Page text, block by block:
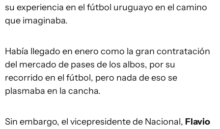
su experiencia en el fútbol uruguayo en el camino
que imaginaba.
Había llegado en enero como la gran contratación
del mercado de pases de los albos, por su
recorrido en el fútbol, pero nada de eso se
plasmaba en la cancha.
Sin embargo, el vicepresidente de Nacional, Flavio